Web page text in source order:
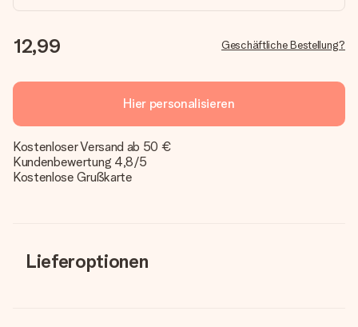
12,99 Geschäftliche Bestellung?
Hier personalisieren
Kostenloser Versand ab 50 €
Kundenbewertung 4,8/5
Kostenlose Grußkarte
Lieferoptionen